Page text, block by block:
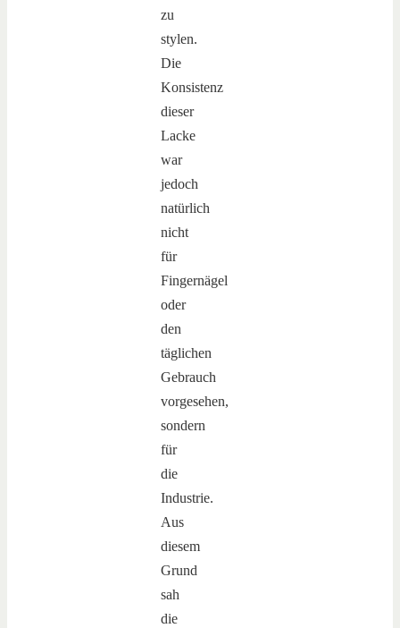
zu
stylen.
Die
Konsistenz
dieser
Lacke
war
jedoch
natürlich
nicht
für
Fingernägel
oder
den
täglichen
Gebrauch
vorgesehen,
sondern
für
die
Industrie.
Aus
diesem
Grund
sah
die